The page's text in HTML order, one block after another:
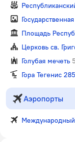
Площадь
Церковь св.
Голубая мечеть
Гора Тегенис
Аэропорты
Международный